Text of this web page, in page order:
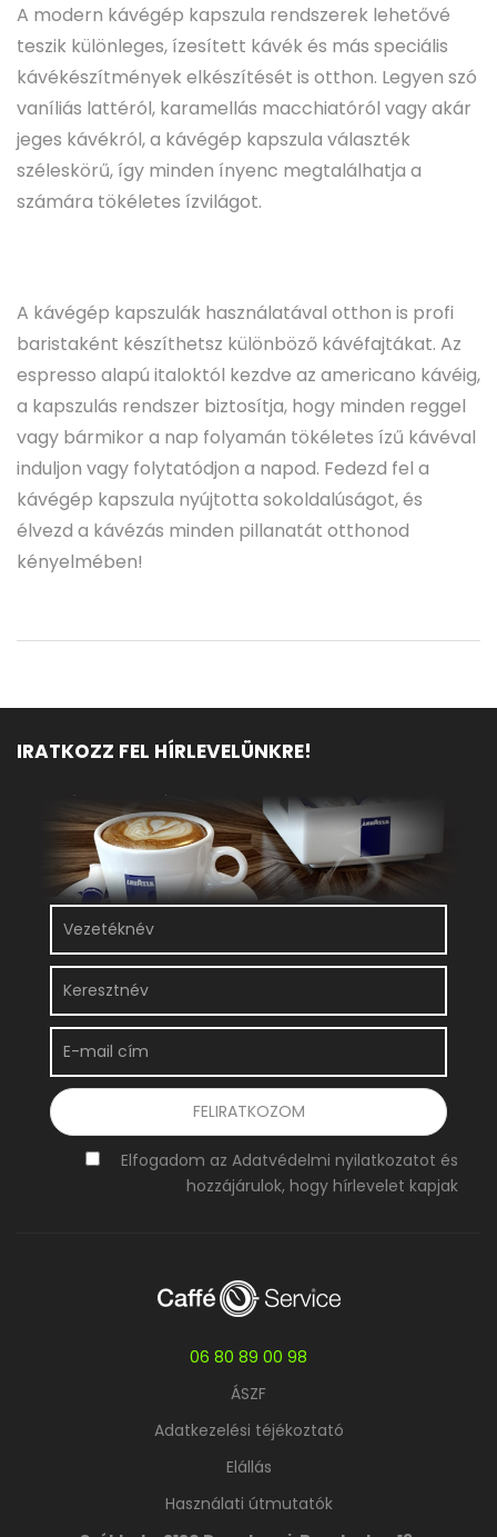
A modern kávégép kapszula rendszerek lehetővé
teszik különleges, ízesített kávék és más speciális
kávékészítmények elkészítését is otthon. Legyen szó
vaníliás lattéról, karamellás macchiatóról vagy akár
jeges kávékról, a kávégép kapszula választék
széleskörű, így minden ínyenc megtalálhatja a
számára tökéletes ízvilágot.
A kávégép kapszulák használatával otthon is profi
baristaként készíthetsz különböző kávéfajtákat. Az
espresso alapú italoktól kezdve az americano kávéig,
a kapszulás rendszer biztosítja, hogy minden reggel
vagy bármikor a nap folyamán tökéletes ízű kávéval
induljon vagy folytatódjon a napod. Fedezd fel a
kávégép kapszula nyújtotta sokoldalúságot, és
élvezd a kávézás minden pillanatát otthonod
kényelmében!
IRATKOZZ FEL HÍRLEVELÜNKRE!
Elfogadom az Adatvédelmi nyilatkozatot és
hozzájárulok, hogy hírlevelet kapjak
06 80 89 00 98
ÁSZF
Adatkezelési téjékoztató
Elállás
Használati útmutatók